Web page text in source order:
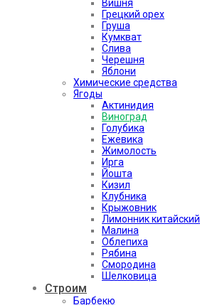
Вишня
Грецкий орех
Груша
Кумкват
Слива
Черешня
Яблони
Химические средства
Ягоды
Актинидия
Виноград
Голубика
Ежевика
Жимолость
Ирга
Йошта
Кизил
Клубника
Крыжовник
Лимонник китайский
Малина
Облепиха
Рябина
Смородина
Шелковица
Строим
Барбекю